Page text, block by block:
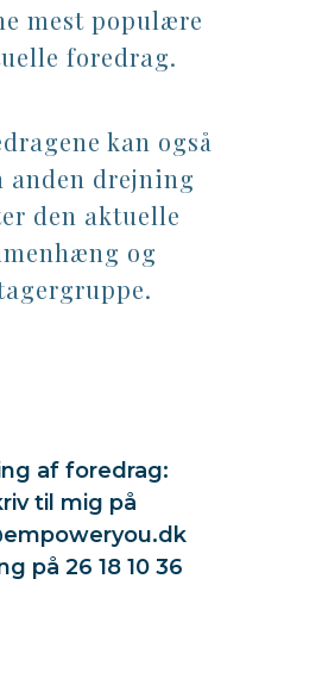
mest populære
foredrag.
kan også
anden drejning
den aktuelle
og
af foredrag:
til mig på
på 26 18 10 36